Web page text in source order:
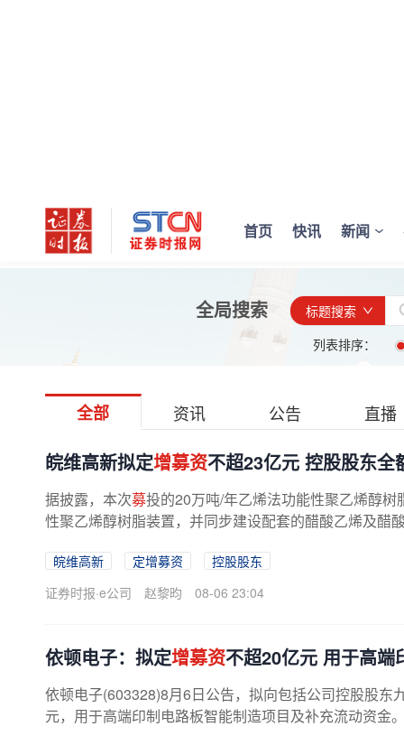
首页 快讯 新闻
全局搜索
标题搜索
列表排序：
全部 资讯 公告 直播
皖维高新拟定增募资不超23亿元 控股股东全
据披露，本次募投的20万吨/年乙烯法功能性聚乙烯醇
性聚乙烯醇树脂装置，并同步建设配套的醋酸乙烯及醋
皖维高新 定增募资
控股股东
证券时报·e公司
赵黎昀 08-06 23:04
依顿电子：拟定增募资不超20亿元 用于高端
依顿电子(603328)8月6日公告，拟向包括公司控股股
元，用于高端印制电路板智能制造项目及补充流动资金